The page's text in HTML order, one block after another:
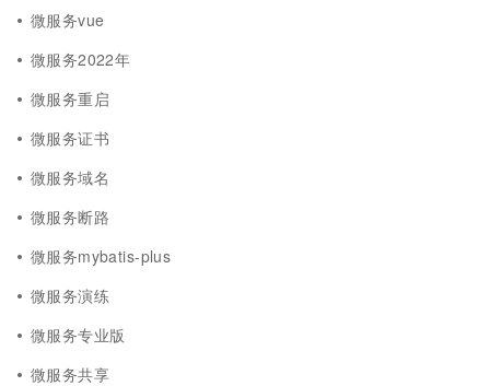
微服务vue
微服务2022年
微服务重启
微服务证书
微服务域名
微服务断路
微服务mybatis-plus
微服务演练
微服务专业版
微服务共享